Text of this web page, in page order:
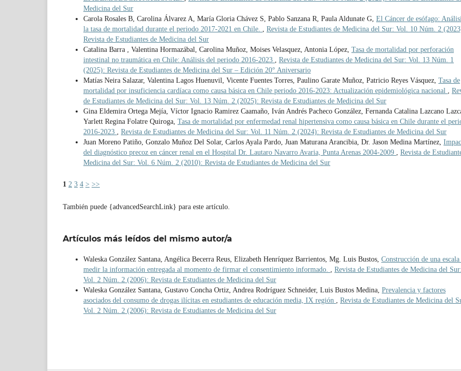
Medicina del Sur
Carola Rosales B, Carolina Álvarez A, María Gloria Chávez S, Pablo Sanzana R, Paula Aldunate G, El Cáncer de esófago:
la tasa de mortalidad durante el periodo 2017-2021 en Chile. , Revista de Estudiantes de Medicina del Sur: Vol. 10 Núm. 2
Revista de Estudiantes de Medicina del Sur
Catalina Barra , Valentina Hormazábal, Carolina Muñoz, Moises Velasquez, Antonia López, Tasa de mortalidad por perforación
intestinal no traumática en Chile: Análisis del periodo 2016-2023 , Revista de Estudiantes de Medicina del Sur: Vol. 13 Núm. 1
(2025): Revista de Estudiantes de Medicina del Sur – Edición 20° Aniversario
Matías Neira Salazar, Valentina Lagos Huenuvil, Vicente Fuentes Torres, Paulino Garate Muñoz, Patricio Reyes Vásquez, Tasa de
mortalidad por insuficiencia cardíaca como causa básica en Chile periodo 2016-2023: Actualización epidemiológica nacional ,
de Estudiantes de Medicina del Sur: Vol. 13 Núm. 2 (2025): Revista de Estudiantes de Medicina del Sur
Gina Eldemira Ortega Mejía, Víctor Ignacio Ramirez Caamaño, Iván Andrés Pacheco González, Fernanda Catalina Lazcano
Yarlett Regina Folatre Quiroga, Tasa de mortalidad por enfermedad renal hipertensiva como causa básica en Chile durante el
2016-2023 , Revista de Estudiantes de Medicina del Sur: Vol. 11 Núm. 2 (2024): Revista de Estudiantes de Medicina del Sur
Juan Moreno Patiño, Gonzalo Muñoz Del Solar, Carlos Ayala Pardo, Juan Maturana Arancibia, Dr. Jason Medina Martínez,
del diagnóstico precoz en cáncer renal en el Hospital Dr. Lautaro Navarro Avaria, Punta Arenas 2004-2009 , Revista de
Medicina del Sur: Vol. 6 Núm. 2 (2010): Revista de Estudiantes de Medicina del Sur
1 2 3 4 > >>
También puede {advancedSearchLink} para este artículo.
Artículos más leídos del mismo autor/a
Waleska González Santana, Angélica Becerra Reus, Elizabeth Henríquez Barrientos, Mg. Luis Bustos, Construcción de una escala
medir la información entregada al momento de firmar el consentimiento informado. , Revista de Estudiantes de Medicina del
Vol. 2 Núm. 2 (2006): Revista de Estudiantes de Medicina del Sur
Waleska González Santana, Gustavo Concha Ortiz, Andrea Rodríguez Schneider, Luis Bustos Medina, Prevalencia y factores
asociados del consumo de drogas ilícitas en estudiantes de educación media, IX región , Revista de Estudiantes de Medicina del
Vol. 2 Núm. 2 (2006): Revista de Estudiantes de Medicina del Sur